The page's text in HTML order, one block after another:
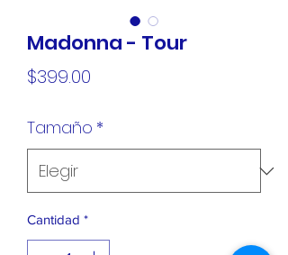
Madonna - Tour
$399.00
Tamaño *
Cantidad *